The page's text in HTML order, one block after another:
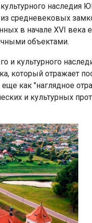
наследия
средневековых
в начале XVI века
объектами.
и культурного
который отражает
еще как "наглядное
и культурных